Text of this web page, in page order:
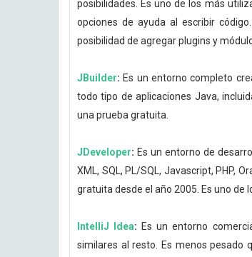
posibilidades. Es uno de los más
opciones de ayuda al escribir
posibilidad de agregar plugins y
JBuilder: Es un entorno completo
todo tipo de aplicaciones Java,
una prueba gratuita.
JDeveloper: Es un entorno de
XML, SQL, PL/SQL, Javascript, PHP,
gratuita desde el año 2005. Es uno de
IntelliJ Idea: Es un entorno
similares al resto. Es menos pesado